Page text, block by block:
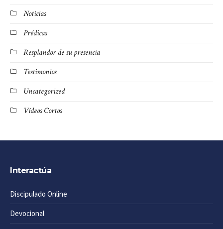
Noticias
Prédicas
Resplandor de su presencia
Testimonios
Uncategorized
Vídeos Cortos
Interactúa
Discipulado Online
Devocional